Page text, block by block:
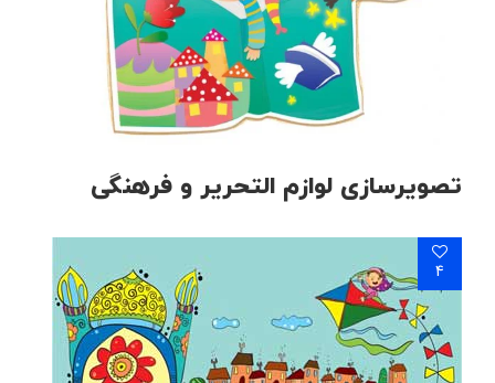
تصویرسازی لوازم التحریر و فرهنگی
4